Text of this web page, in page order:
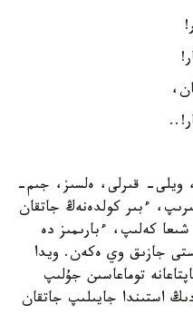
ويلى- قىرلى، ەلسىز، جىم-
ءبىر كولدەنەڭ جاتقان
كەلىپ، ءبارىمىز دە
جازىق وي ەكەن. ويدا
توماعاسىن جۇلىپ
استىندا جايىلىپ جاتقان